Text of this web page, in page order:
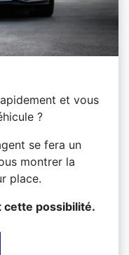
et vous
?
se fera un
montrer la
place.
cette possibilité.